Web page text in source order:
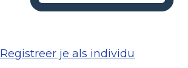
Registreer je als individu